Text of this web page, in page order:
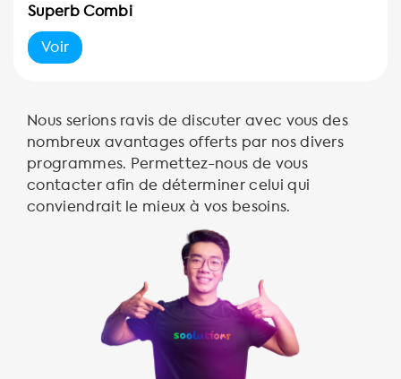
Superb Combi
Voir
Nous serions ravis de discuter avec vous des
nombreux avantages offerts par nos divers
programmes. Permettez-nous de vous
contacter afin de déterminer celui qui
conviendrait le mieux à vos besoins.